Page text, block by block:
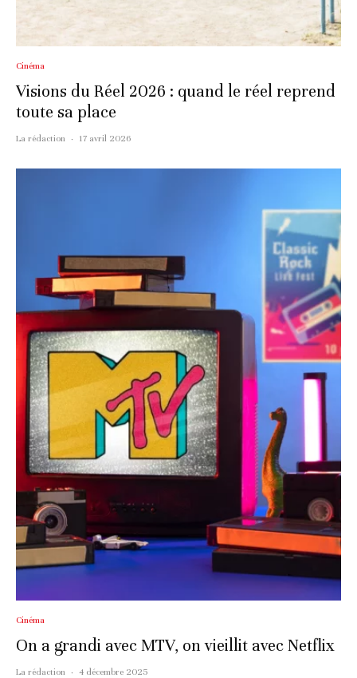
Cinéma
Visions du Réel 2026 : quand le réel reprend
toute sa place
La rédaction · 17 avril 2026
Cinéma
On a grandi avec MTV, on vieillit avec Netflix
La rédaction · 4 décembre 2025